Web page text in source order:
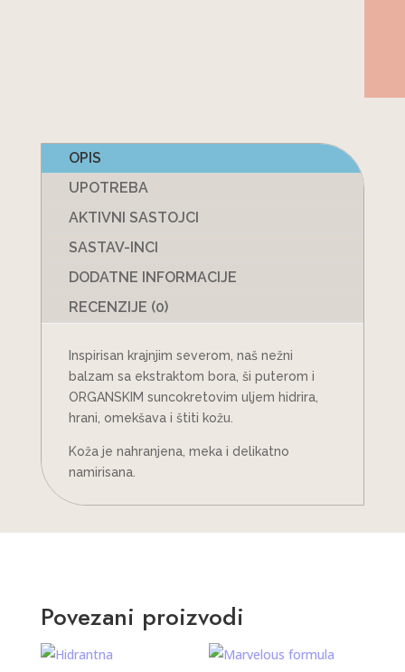
OPIS
UPOTREBA
AKTIVNI SASTOJCI
SASTAV-INCI
DODATNE INFORMACIJE
RECENZIJE (0)
Inspirisan krajnjim severom, naš nežni
balzam sa ekstraktom bora, ši puterom i
ORGANSKIM suncokretovim uljem hidrira,
hrani, omekšava i štiti kožu.
Koža je nahranjena, meka i delikatno
namirisana.
Povezani proizvodi